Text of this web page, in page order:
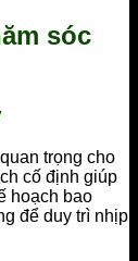
sóc
trọng cho
cố định giúp
hoạch bao
để duy trì nhịp